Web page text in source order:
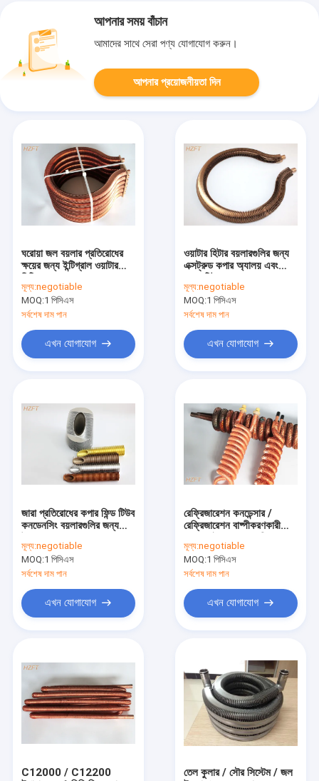
বাড়ি
আপনার সময় বাঁচান
আমাদের সাথে সেরা পণ্য যোগাযোগ করুন।
আপনার প্রয়োজনীয়তা দিন
ঘরোয়া জল বয়লার প্রতিরোধের
ক্ষয়ের জন্য ইন্টিগ্রাল ওয়াটার
মূল্য:negotiable
MOQ:1 পিসিএস
সর্বশেষ দাম পান
এখন যোগাযোগ
ওয়াটার হিটার বয়লারগুলির জন্য
এক্সট্রুড কপার অ্যালয় এবং
মূল্য:negotiable
MOQ:1 পিসিএস
সর্বশেষ দাম পান
এখন যোগাযোগ
জারা প্রতিরোধের কপার ফিন্ড টিউব
কনডেনসিং বয়লারগুলির জন্য
মূল্য:negotiable
MOQ:1 পিসিএস
সর্বশেষ দাম পান
এখন যোগাযোগ
রেফ্রিজারেশন কনডেন্সার /
রেফ্রিজারেশন বাষ্পীকরণকারী
ফিন কয়েল তাপ এক্সচেঞ্জার
মূল্য:negotiable
MOQ:1 পিসিএস
সর্বশেষ দাম পান
এখন যোগাযোগ
C12000 / C12200
তেল কুলার / সৌর সিস্টেম / জল